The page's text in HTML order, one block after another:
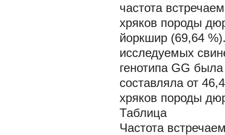
частота
хряков породы
йоркшир (69,64
исследуемых
генотипа GG
составляла от
хряков породы
Таблица
Частота